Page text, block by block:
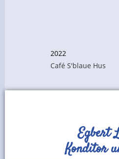
2022
Café S'blaue Hus
Egbert
Konditor